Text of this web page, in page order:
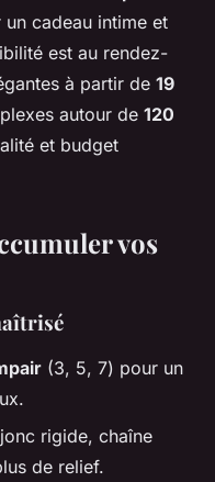
un cadeau intime et
est au rendez-
à partir de 19
autour de 120
et budget
vos
(3, 5, 7) pour un
rigide, chaîne
de relief.